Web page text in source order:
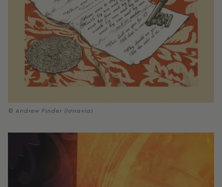
© Andrew Pinder (Ισπανία)